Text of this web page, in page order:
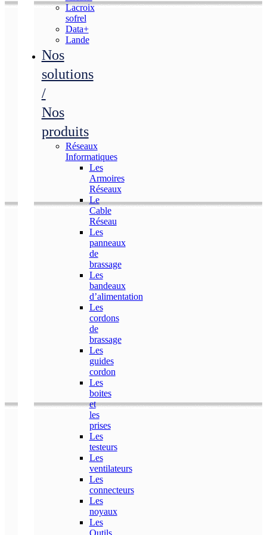
Lacroix
sofrel
Data+
Lande
Nos
solutions
/
Nos
produits
Réseaux
Informatiques
Les
Armoires
Réseaux
Le
Cable
Réseau
Les
panneaux
de
brassage
Les
bandeaux
d’alimentation
Les
cordons
de
brassage
Les
guides
cordon
Les
boites
et
les
prises
Les
testeurs
Les
ventilateurs
Les
connecteurs
Les
noyaux
Les
Outils